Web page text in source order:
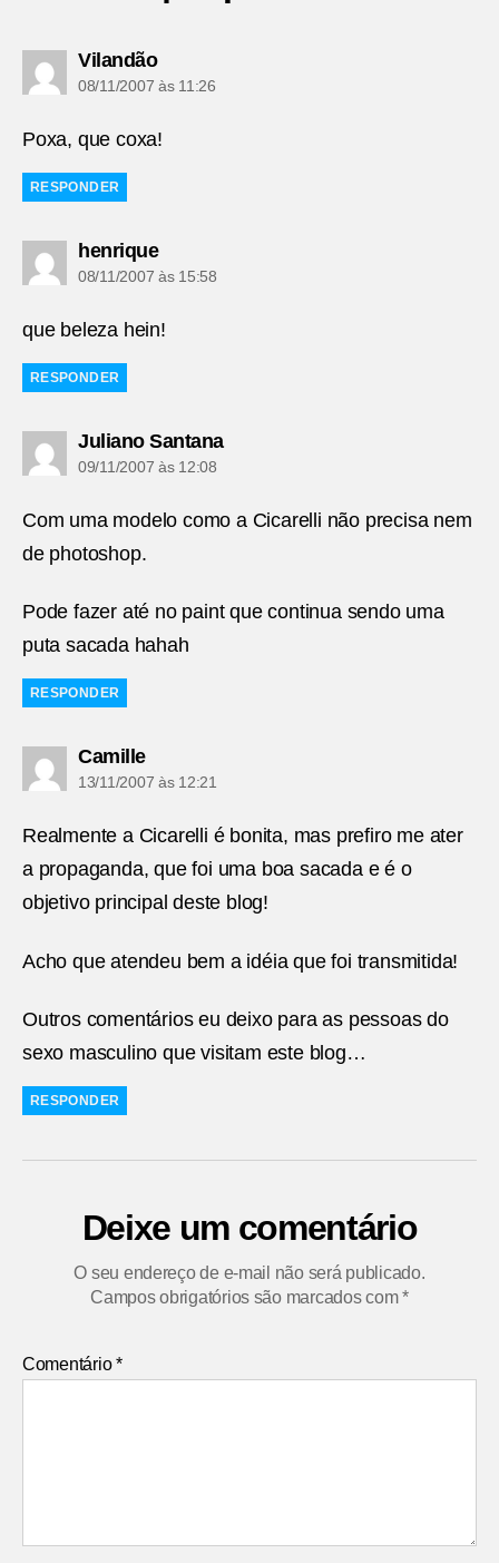
Vilandãodiz:
08/11/2007 às 11:26
Poxa, que coxa!
RESPONDER
henriquediz:
08/11/2007 às 15:58
que beleza hein!
RESPONDER
Juliano Santanadiz:
09/11/2007 às 12:08
Com uma modelo como a Cicarelli não precisa nem
de photoshop.
Pode fazer até no paint que continua sendo uma
puta sacada hahah
RESPONDER
Camillediz:
13/11/2007 às 12:21
Realmente a Cicarelli é bonita, mas prefiro me ater
a propaganda, que foi uma boa sacada e é o
objetivo principal deste blog!
Acho que atendeu bem a idéia que foi transmitida!
Outros comentários eu deixo para as pessoas do
sexo masculino que visitam este blog…
RESPONDER
Deixe um comentário
O seu endereço de e-mail não será publicado.
Campos obrigatórios são marcados com*
Comentário*